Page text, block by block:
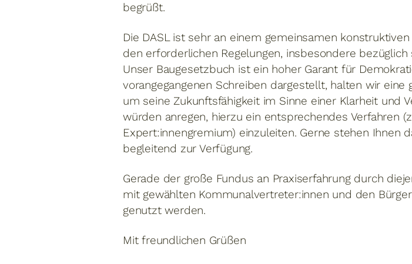
begrüßt.
Die DASL ist sehr an einem gemeinsamen
den erforderlichen Regelungen, insbesondere
Unser Baugesetzbuch ist ein hoher Garant für
vorangegangenen Schreiben dargestellt, halten wir
um seine Zukunftsfähigkeit im Sinne einer Klarheit und
würden anregen, hierzu ein entsprechendes Verfahren
Expert:innengremium) einzuleiten. Gerne stehen Ihnen
begleitend zur Verfügung.
Gerade der große Fundus an Praxiserfahrung durch
mit gewählten Kommunalvertreter:innen und den
genutzt werden.
Mit freundlichen Grüßen